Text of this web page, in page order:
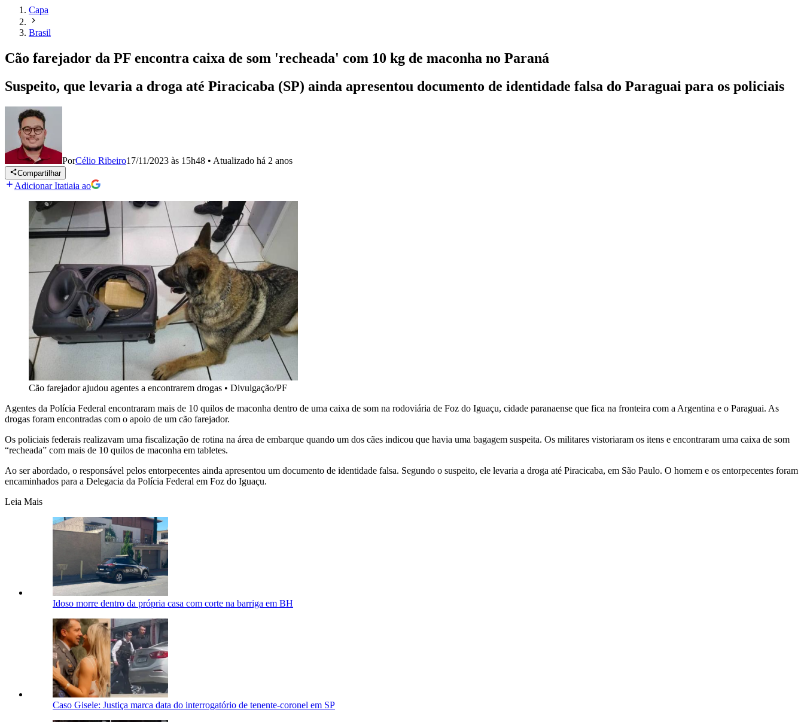
Capa
Brasil
Cão farejador da PF encontra caixa de som 'recheada' com 10 kg de maconha no Paraná
Suspeito, que levaria a droga até Piracicaba (SP) ainda apresentou documento de identidade falsa do Paraguai para os policiais
PorCélio Ribeiro17/11/2023 às 15h48 • Atualizado há 2 anos
Compartilhar
Adicionar Itatiaia ao
Cão farejador ajudou agentes a encontrarem drogas • Divulgação/PF
Agentes da Polícia Federal encontraram mais de 10 quilos de maconha dentro de uma caixa de som na rodoviária de Foz do Iguaçu, cidade paranaense que fica na fronteira com a Argentina e o Paraguai. As
drogas foram encontradas com o apoio de um cão farejador.
Os policiais federais realizavam uma fiscalização de rotina na área de embarque quando um dos cães indicou que havia uma bagagem suspeita. Os militares vistoriaram os itens e encontraram uma caixa de som
“recheada” com mais de 10 quilos de maconha em tabletes.
Ao ser abordado, o responsável pelos entorpecentes ainda apresentou um documento de identidade falsa. Segundo o suspeito, ele levaria a droga até Piracicaba, em São Paulo. O homem e os entorpecentes foram
encaminhados para a Delegacia da Polícia Federal em Foz do Iguaçu.
Leia Mais
Idoso morre dentro da própria casa com corte na barriga em BH
Caso Gisele: Justiça marca data do interrogatório de tenente-coronel em SP